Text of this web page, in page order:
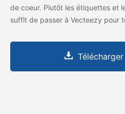
de coeur. Plutôt les étiquettes et
suffit de passer à Vecteezy pour